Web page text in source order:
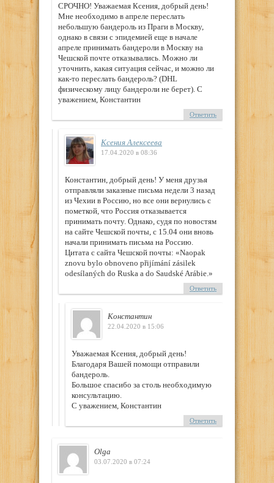
СРОЧНО! Уважаемая Ксения, добрый день!
Мне необходимо в апреле переслать
небольшую бандероль из Праги в Москву,
однако в связи с эпидемией еще в начале
апреле принимать бандероли в Москву на
Чешской почте отказывались. Можно ли
уточнить, какая ситуация сейчас, и можно ли
как-то переслать бандероль? (DHL
физическому лицу бандероли не берет). С
уважением, Константин
Ответить
Ксения Алексеева
17.04.2020 в 08:36
Константин, добрый день! У меня друзья
отправляли заказные письма недели 3 назад
из Чехии в Россию, но все они вернулись с
пометкой, что Россия отказывается
принимать почту. Однако, судя по новостям
на сайте Чешской почты, с 15.04 они вновь
начали принимать письма на Россию.
Цитата с сайта Чешской почты: «Naopak
znovu bylo obnoveno přijímání zásilek
odesílaných do Ruska a do Saudské Arábie.»
Ответить
Константин
22.04.2020 в 15:06
Уважаемая Ксения, добрый день!
Благодаря Вашей помощи отправили
бандероль.
Большое спасибо за столь необходимую
консультацию.
С уважением, Константин
Ответить
Olga
03.07.2020 в 07:24